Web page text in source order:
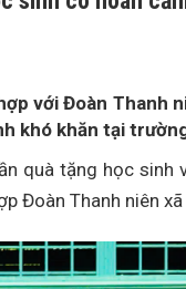
với Đoàn Thanh
khó khăn tại
quà tặng học
Đoàn Thanh niên